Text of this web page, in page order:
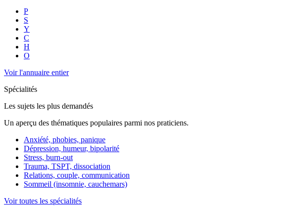
P
S
Y
C
H
O
Voir l'annuaire entier
Spécialités
Les sujets les plus demandés
Un aperçu des thématiques populaires parmi nos praticiens.
Anxiété, phobies, panique
Dépression, humeur, bipolarité
Stress, burn-out
Trauma, TSPT, dissociation
Relations, couple, communication
Sommeil (insomnie, cauchemars)
Voir toutes les spécialités